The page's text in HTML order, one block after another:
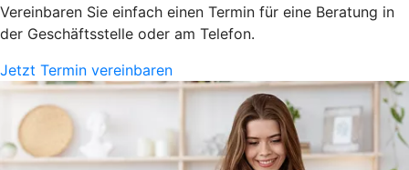
Vereinbaren Sie einfach einen Termin für eine Beratung in
der Geschäftsstelle oder am Telefon.
Jetzt Termin vereinbaren